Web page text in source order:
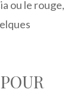
ou le rouge,